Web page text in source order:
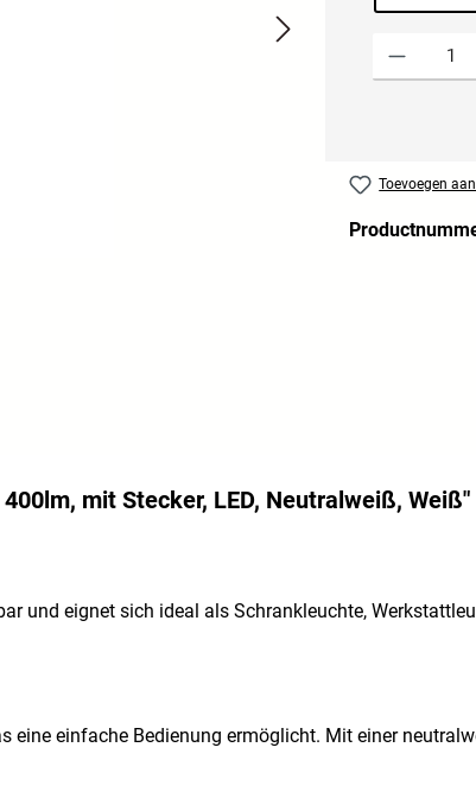
Toevoegen
mit Stecker, LED, Neutralweiß, Weiß"
und eignet sich ideal als Schrankleuchte,
eine einfache Bedienung ermöglicht. Mit einer